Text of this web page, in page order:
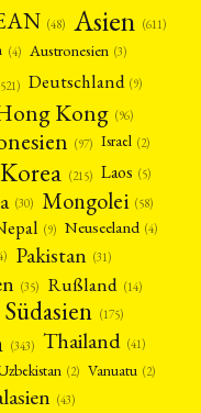
(48) Asien (611)
(4) Austronesien (3)
Deutschland (9)
Kong (96)
(97) Israel (2)
Korea (215) Laos (5)
(30) Mongolei (58)
(9) Neuseeland (4)
Pakistan (31)
(35) Rußland (14)
Südasien (175)
(343) Thailand (41)
(2) Vanuatu (2)
(43)